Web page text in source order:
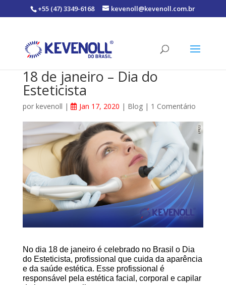
+55 (47) 3349-6168 kevenoll@kevenoll.com.br
18 de janeiro – Dia do
Esteticista
por kevenoll | Jan 17, 2020 | Blog| 1 Comentário
No dia 18 de janeiro é celebrado no Brasil o Dia
do Esteticista, profissional que cuida da aparência
e da saúde estética. Esse profissional é
responsável pela estética facial, corporal e capilar